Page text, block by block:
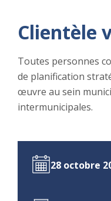
Clientèle
Toutes personnes
de planification
œuvre au sein
intermunicipales.
28 octobre